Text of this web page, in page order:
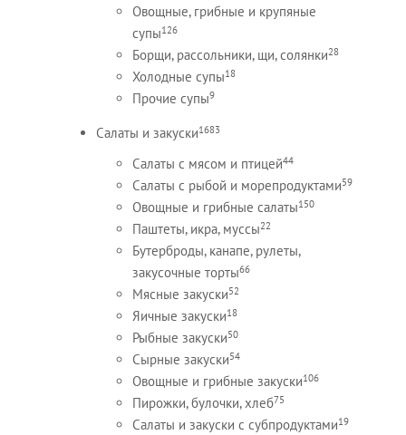
Овощные, грибные и крупяные
супы126
Борщи, рассольники, щи, солянки28
Холодные супы18
Прочие супы9
Салаты и закуски1683
Салаты с мясом и птицей44
Салаты с рыбой и морепродуктами59
Овощные и грибные салаты150
Паштеты, икра, муссы22
Бутерброды, канапе, рулеты,
закусочные торты66
Мясные закуски52
Яичные закуски18
Рыбные закуски50
Сырные закуски54
Овощные и грибные закуски106
Пирожки, булочки, хлеб75
Салаты и закуски с субпродуктами19